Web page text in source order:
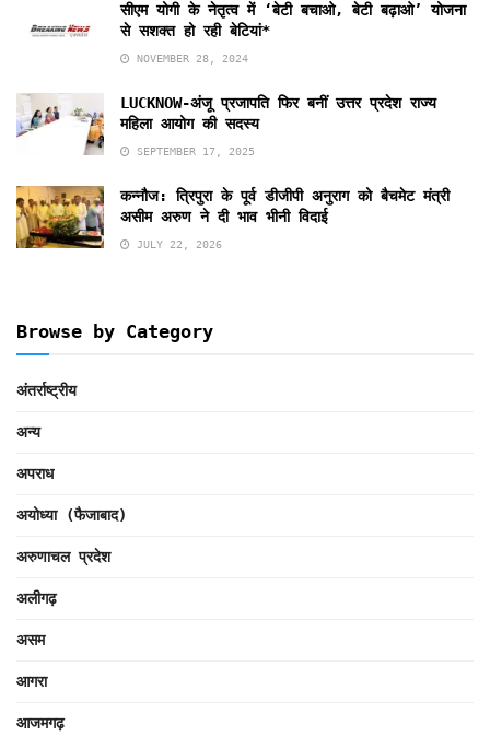
सीएम योगी के नेतृत्व में ‘बेटी बचाओ, बेटी बढ़ाओ’ योजना
से सशक्त हो रही बेटियां*
NOVEMBER 28, 2024
LUCKNOW-अंजू प्रजापति फिर बनीं उत्तर प्रदेश राज्य
महिला आयोग की सदस्य
SEPTEMBER 17, 2025
कन्नौज: त्रिपुरा के पूर्व डीजीपी अनुराग को बैचमेट मंत्री
असीम अरुण ने दी भाव भीनी विदाई
JULY 22, 2026
Browse by Category
अंतर्राष्ट्रीय
अन्य
अपराध
अयोध्या (फैजाबाद)
अरुणाचल प्रदेश
अलीगढ़
असम
आगरा
आजमगढ़